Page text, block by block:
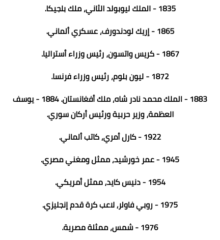
1835 - الملك ليوبولد الثاني، ملك بلجيكا.
1865 - إريك لودندورف، عسكري ألماني.
1867 - كريس واتسون، رئيس وزراء أستراليا.
1872 - ليون بلوم، رئيس وزراء فرنسا.
1883 - الملك محمد نادر شاه، ملك أفغانستان. 1884 - يوسف
العظمة، وزير حربية ورئيس أركان سوري.
1922 - كارل أمري، كاتب ألماني.
1945 - عمر خورشيد، ممثل ومغني مصري.
1954 - دنيس كايد، ممثل أمريكي.
1975 - روبي فاولر، لاعب كرة قدم إنجليزي.
1976 - شمس، ممثلة مصرية.